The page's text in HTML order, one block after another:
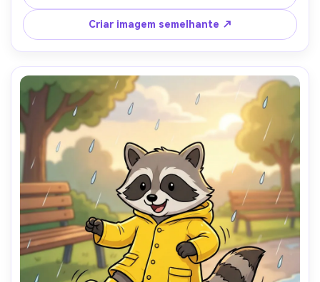
marca, lente de 85mm, profundidade de campo rasa,
iluminação cinematográfica suave-AR 4:5
Criar imagem semelhante ↗